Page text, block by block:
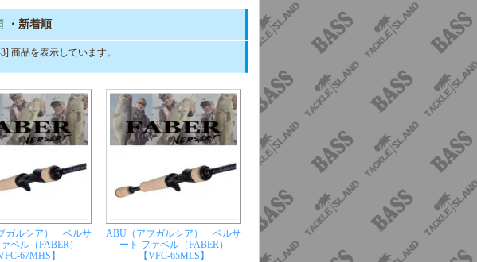
・新着順
商品を表示しています。
ガルシア） ベルサ
ベル（FABER）
67MHS】
ABU（アブガルシア） ベルサ
ート ファベル（FABER）
【VFC-65MLS】